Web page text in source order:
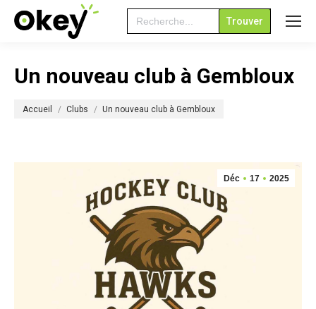
Search
for:
Un nouveau club à Gembloux
Accueil Clubs Un nouveau club à Gembloux
Déc 17 2025